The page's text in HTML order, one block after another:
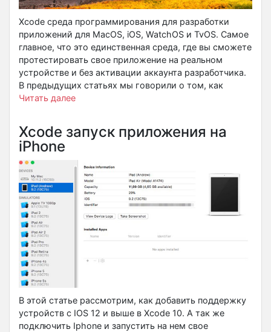
Xcode среда программирования для разработки
приложений для MacOS, iOS, WatchOS и TvOS. Самое
главное, что это единственная среда, где вы сможете
протестировать свое приложение на реальном
устройстве и без активации аккаунта разработчика.
В предыдущих статьях мы говорили о том, как
Читать далее
Xcode запуск приложения на
iPhone
В этой статье рассмотрим, как добавить поддержку
устройств с IOS 12 и выше в Xcode 10. А так же
подключить Iphone и запустить на нем свое